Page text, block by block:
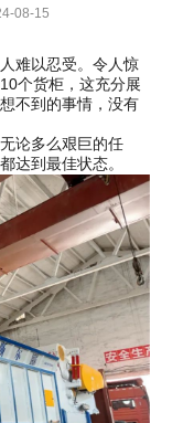
08-15
难以忍受。令人惊
个货柜，这充分展
不到的事情，没有
。
论多么艰巨的任
达到最佳状态。